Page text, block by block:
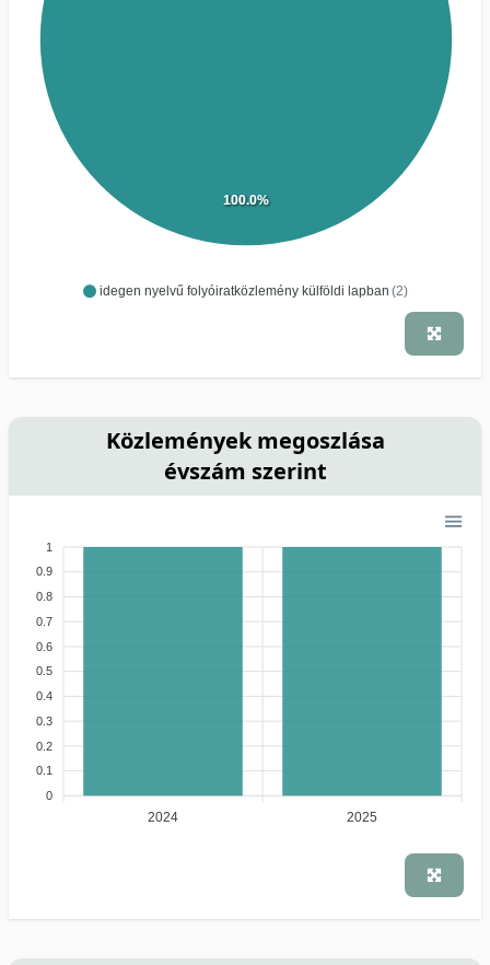
idegen nyelvű folyóiratközlemény külföldi lapban (2)
100.0%
Közlemények megoszlása
évszám szerint
1
0.9
0.8
0.7
0.6
0.5
0.4
0.3
0.2
0.1
0
2024 2025